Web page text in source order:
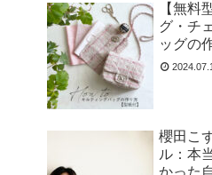
【無料
グ・チ
ッグの
櫻田こ
ル：本
かった